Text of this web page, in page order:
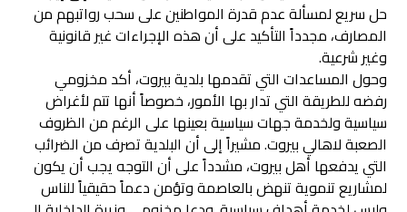
حل سريع لمسألة عدم قدرة المواطنين على سحب رواتبهم من
المصارف، مجدداً التأكيد على أن هذه الإجراءات غير قانونية
وغير شرعية.
وحول المساعدات التي تقدمها بلدية بيروت، أكد مخزومي
رفضه للطريقة التي تدار بها الأمور، خصوصاً أنها تتم لأغراض
سياسية ولخدمة جهات سياسية بعينها على الرغم من الظروف
الصعبة لاهالي بيروت. مشيراً إلى أن البلدية تصرف من الضرائب
التي يدفعها أهل بيروت، مشدداً على أن التوجه يجب أن يكون
لمشاريع تنموية تنهض بالعاصمة وتؤمن دعماً حقيقياً للناس